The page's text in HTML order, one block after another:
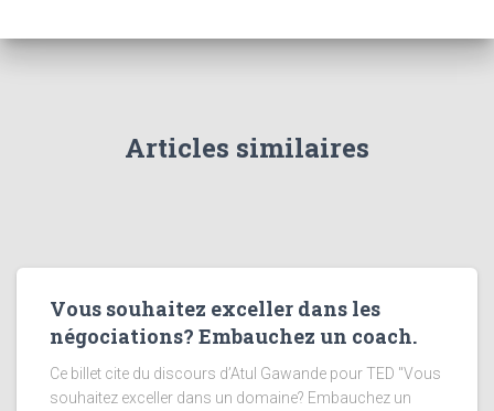
Articles similaires
Vous souhaitez exceller dans les
négociations? Embauchez un coach.
Ce billet cite du discours d’Atul Gawande pour TED "Vous
souhaitez exceller dans un domaine? Embauchez un